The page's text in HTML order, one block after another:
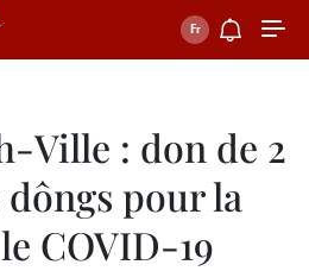
Ville : don de 2
pour la
COVID-19